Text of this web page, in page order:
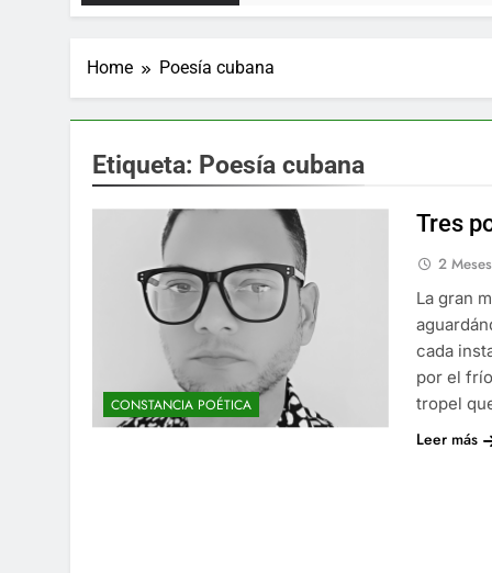
Home Poesía cubana
Etiqueta: Poesía cubana
CONSTANCIA POÉTICA
Tres
2
La gran
cada
por el
tropel
Leer más